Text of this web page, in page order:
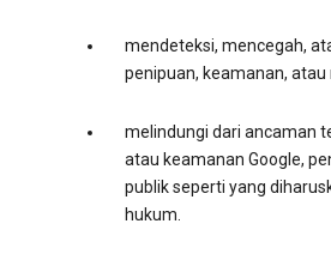
mendeteksi, mencegah,
penipuan, keamanan, atau
melindungi dari ancaman
atau keamanan Google,
publik seperti yang
hukum.